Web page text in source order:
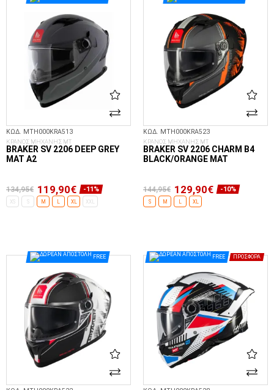
ΚΩΔ. MTH000KRA513
ΚΡΑΝΟΣ ΜΗΧΑΝΗΣ MT
BRAKER SV 2206 DEEP GREY
MAT A2
134,95€ 119,90€ -11%
XS S M XL XXL
ΚΩΔ. MTH000KRA523
ΚΡΑΝΟΣ ΜΗΧΑΝΗΣ MT
BRAKER SV 2206 CHARM B4
BLACK/ORANGE MAT
144,95€ 129,90€ -10%
S M XL
FREE FREE ΠΡΟΣΦΟΡΆ